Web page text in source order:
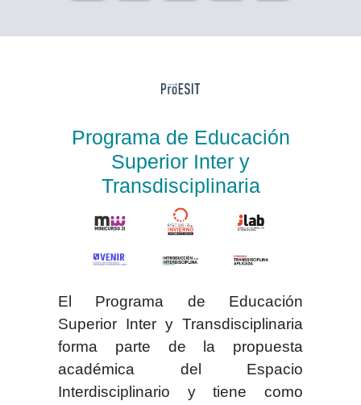
Programa de Educación
Superior Inter y
Transdisciplinaria
El Programa de Educación
Superior Inter y Transdisciplinaria
forma parte de la propuesta
académica del Espacio
Interdisciplinario y tiene como